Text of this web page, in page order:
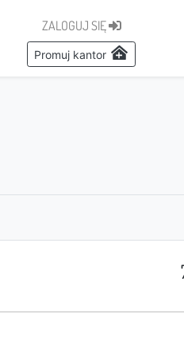
ZALOGUJ SIĘ
Promuj kantor